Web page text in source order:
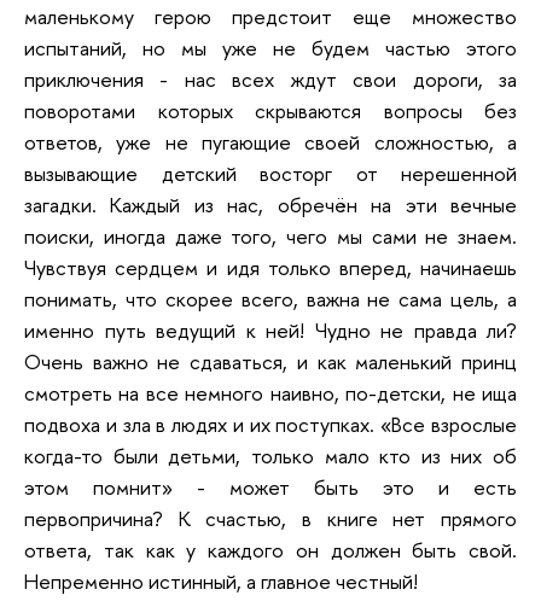
маленькому герою предстоит еще множество
испытаний, но мы уже не будем частью этого
приключения - нас всех ждут свои дороги, за
поворотами которых скрываются вопросы без
ответов, уже не пугающие своей сложностью, а
вызывающие детский восторг от нерешенной
загадки. Каждый из нас, обречён на эти вечные
поиски, иногда даже того, чего мы сами не знаем.
Чувствуя сердцем и идя только вперед, начинаешь
понимать, что скорее всего, важна не сама цель, а
именно путь ведущий к ней! Чудно не правда ли?
Очень важно не сдаваться, и как маленький принц
смотреть на все немного наивно, по-детски, не ища
подвоха и зла в людях и их поступках. «Все взрослые
когда-то были детьми, только мало кто из них об
этом помнит» - может быть это и есть
первопричина? К счастью, в книге нет прямого
ответа, так как у каждого он должен быть свой.
Непременно истинный, а главное честный!